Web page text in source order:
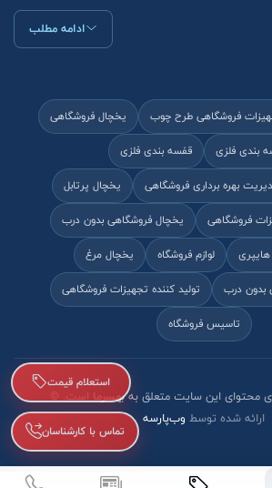
ادامه مطلب
فروشگاهی طرح چوب
یخچال فروشگاهی
بندی فلزی
قفسه بندی فلزی
بهره برداری فروشگاهی
یخچال پرتابل
فروشگاهی
یخچال فروشگاهی بدون درب
لوازم فروشگاه
یخچال مرغ
بدون درب
تولید کننده تجهیزات فروشگاهی
تاسیس فروشگاه
محتوای این سایت متعلق بهبهسرمااست. ©
ارائه شده توسط وب‌پارسه
تماس با کارشناسان
استعلام قیمت